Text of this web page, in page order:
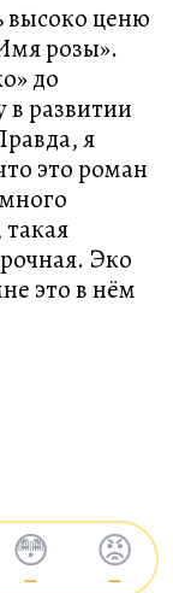
высоко ценю
розы».
до
в развитии
я
это роман
Эко
это в нём
😳
—
😡
—